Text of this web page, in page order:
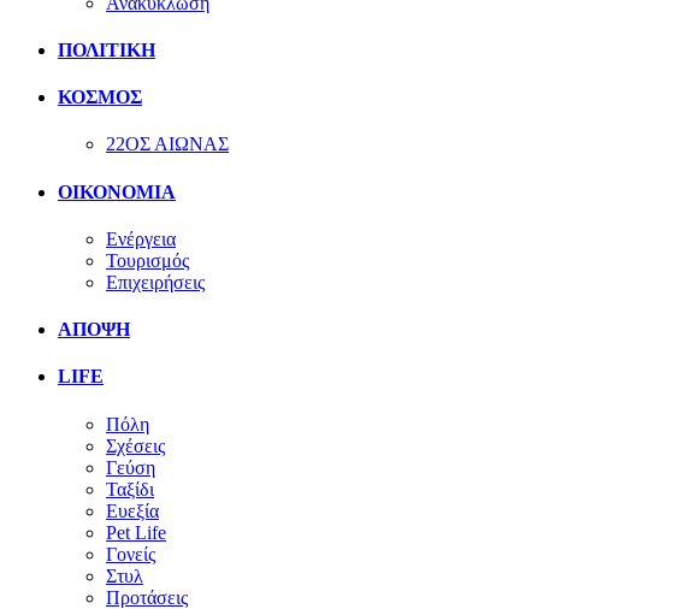
ΠΟΛΙΤΙΚΗ
ΚΟΣΜΟΣ
22ΟΣ ΑΙΩΝΑΣ
ΟΙΚΟΝΟΜΙΑ
Ενέργεια
Τουρισμός
Επιχειρήσεις
ΑΠΟΨΗ
LIFE
Πόλη
Σχέσεις
Γεύση
Ταξίδι
Ευεξία
Pet Life
Γονείς
Στυλ
Προτάσεις